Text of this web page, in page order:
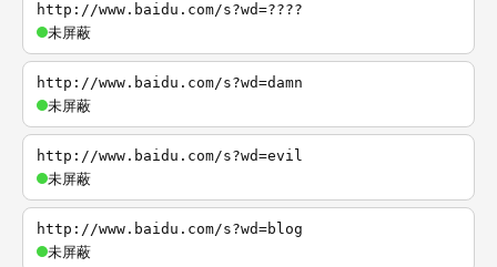
http://www.baidu.com/s?wd=????
未屏蔽
http://www.baidu.com/s?wd=damn
未屏蔽
http://www.baidu.com/s?wd=evil
未屏蔽
http://www.baidu.com/s?wd=blog
未屏蔽